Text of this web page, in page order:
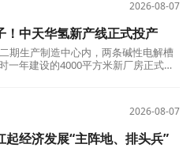
2026-08-07
中天华氢新产线正式投产
期生产制造中心内，两条碱性电解槽
一年建设的4000平方米新厂房正式投
2026-08-07
经济发展“主阵地、排头兵”